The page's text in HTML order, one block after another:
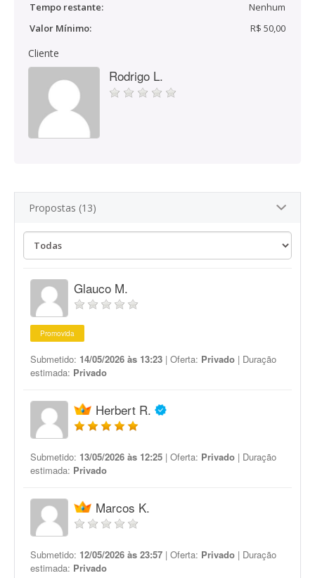
Tempo restante:
Nenhum
Valor Mínimo:
R$ 50,00
Cliente
Rodrigo L.
Propostas (13)
Glauco M.
Promovida
Submetido: 14/05/2026 às 13:23 | Oferta: Privado | Duração
estimada: Privado
Herbert R.
Submetido: 13/05/2026 às 12:25 | Oferta: Privado | Duração
estimada: Privado
Marcos K.
Submetido: 12/05/2026 às 23:57 | Oferta: Privado | Duração
estimada: Privado